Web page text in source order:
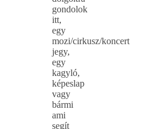
gondolok
itt,
egy
mozi/cirkusz/koncert
jegy,
egy
kagyló,
képeslap
vagy
bármi
ami
segít